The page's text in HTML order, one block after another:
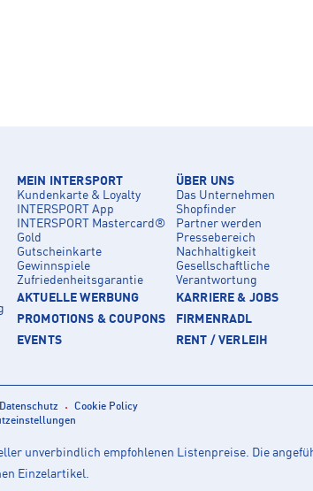
MEIN INTERSPORT
Kundenkarte & Loyalty
INTERSPORT App
INTERSPORT Mastercard®
Gold
Gutscheinkarte
Gewinnspiele
Zufriedenheitsgarantie
AKTUELLE WERBUNG
PROMOTIONS & COUPONS
EVENTS
ÜBER UNS
Das Unternehmen
Shopfinder
Partner werden
Pressebereich
Nachhaltigkeit
Gesellschaftliche
Verantwortung
KARRIERE & JOBS
FIRMENRADL
RENT / VERLEIH
Datenschutz
Cookie Policy
unverbindlich empfohlenen Listenpreise. Die
Einzelartikel.